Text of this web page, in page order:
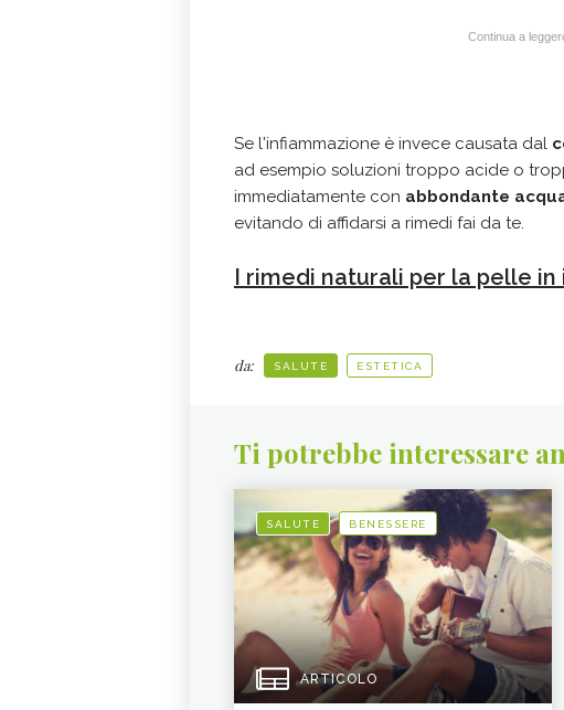
Continua a
Se l'infiammazione è invece causata dal
ad esempio soluzioni troppo acide o
immediatamente con abbondante
evitando di affidarsi a rimedi fai da te.
I rimedi naturali per la pelle in
da: SALUTE ESTETICA
Ti potrebbe interessare
SALUTE BENESSERE
ARTICOLO